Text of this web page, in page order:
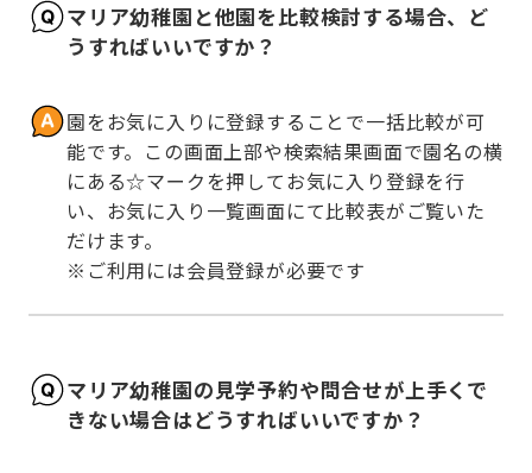
マリア幼稚園と他園を比較検討する場合、ど
うすればいいですか？
園をお気に入りに登録することで一括比較が可
能です。この画面上部や検索結果画面で園名の横
にある☆マークを押してお気に入り登録を行
い、お気に入り一覧画面にて比較表がご覧いた
だけます。
※ご利用には会員登録が必要です
マリア幼稚園の見学予約や問合せが上手くで
きない場合はどうすればいいですか？